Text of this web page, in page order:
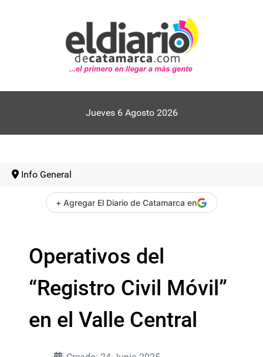
Jueves 6 Agosto 2026
Info General
+ Agregar El Diario de Catamarca en
Operativos del
“Registro Civil Móvil”
en el Valle Central